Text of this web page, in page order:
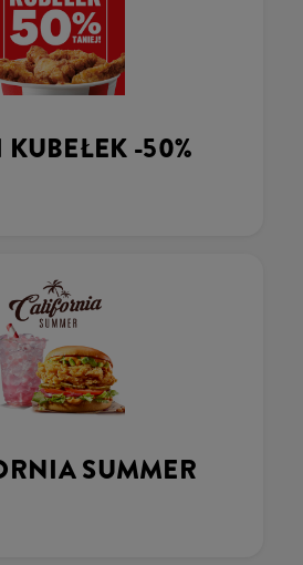
KUBEŁEK -50%
SUMMER